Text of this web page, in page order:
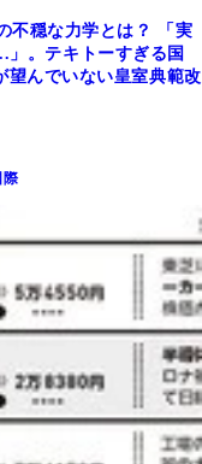
不穏な力学とは？ 「実
。テキトーすぎる国
望んでいない皇室典範改
際